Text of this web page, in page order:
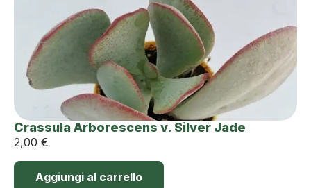
Crassula Arborescens v. Silver Jade
2,00 €
Aggiungi al carrello